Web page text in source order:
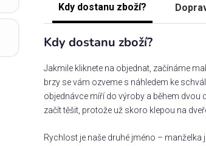
Kdy dostanu zboží?
Kdy dostanu zboží?
Jakmile kliknete na objednat, začínáme
brzy se vám ozveme s náhledem ke
objednávce míří do výroby a během dvou
začít těšit, protože už skoro klepou na
Rychlost je naše druhé jméno –